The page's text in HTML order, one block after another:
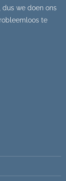
dus we doen ons
te